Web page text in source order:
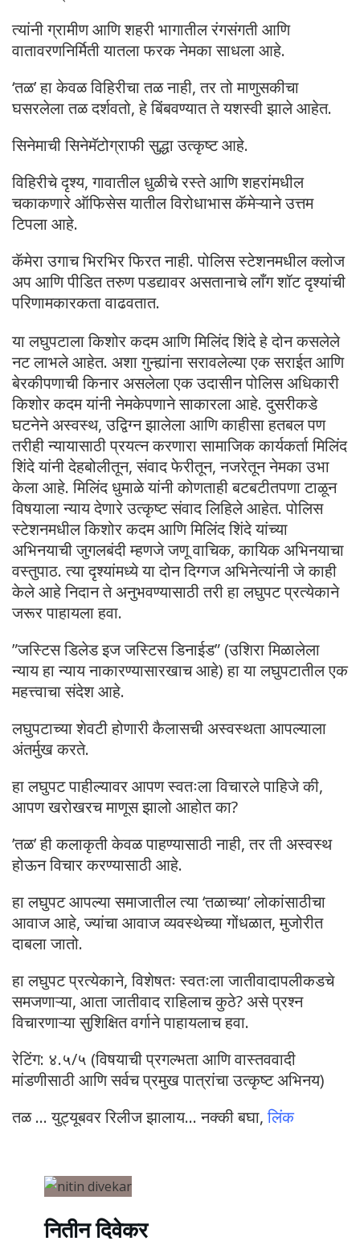
त्यांनी ग्रामीण आणि शहरी भागातील रंगसंगती आणि
वातावरणनिर्मिती यातला फरक नेमका साधला आहे.
‘तळ’ हा केवळ विहिरीचा तळ नाही, तर तो माणुसकीचा
घसरलेला तळ दर्शवतो, हे बिंबवण्यात ते यशस्वी झाले आहेत.
​सिनेमाची सिनेमॅटोग्राफी सुद्धा उत्कृष्ट आहे.
विहिरीचे दृश्य, गावातील धुळीचे रस्ते आणि शहरांमधील
चकाकणारे ऑफिसेस यातील विरोधाभास कॅमेऱ्याने उत्तम
टिपला आहे.
कॅमेरा उगाच भिरभिर फिरत नाही. पोलिस स्टेशनमधील क्लोज
अप आणि पीडित तरुण पडद्यावर असतानाचे लाँग शॉट दृश्यांची
परिणामकारकता वाढवतात.
​या लघुपटाला किशोर कदम आणि मिलिंद शिंदे हे दोन कसलेले
नट लाभले आहेत. अशा गुन्ह्यांना सरावलेल्या एक सराईत आणि
बेरकीपणाची किनार असलेला एक उदासीन पोलिस अधिकारी
किशोर कदम यांनी नेमकेपणाने साकारला आहे. दुसरीकडे
घटनेने अस्वस्थ, उद्विग्न झालेला आणि काहीसा हतबल पण
तरीही न्यायासाठी प्रयत्न करणारा सामाजिक कार्यकर्ता मिलिंद
शिंदे यांनी देहबोलीतून, संवाद फेरीतून, नजरेतून नेमका उभा
केला आहे. मिलिंद धुमाळे यांनी कोणताही बटबटीतपणा टाळून
विषयाला न्याय देणारे उत्कृष्ट संवाद लिहिले आहेत. पोलिस
स्टेशनमधील किशोर कदम आणि मिलिंद शिंदे यांच्या
अभिनयाची जुगलबंदी म्हणजे जणू वाचिक, कायिक अभिनयाचा
वस्तुपाठ. त्या दृश्यांमध्ये या दोन दिग्गज अभिनेत्यांनी जे काही
केले आहे निदान ते अनुभवण्यासाठी तरी हा लघुपट प्रत्येकाने
जरूर पाहायला हवा.
​”जस्टिस डिलेड इज जस्टिस डिनाईड” (उशिरा मिळालेला
न्याय हा न्याय नाकारण्यासारखाच आहे) हा या लघुपटातील एक
महत्त्वाचा संदेश आहे.
लघुपटाच्या शेवटी होणारी कैलासची अस्वस्थता आपल्याला
अंतर्मुख करते.
हा लघुपट पाहील्यावर आपण स्वतःला विचारले पाहिजे की,
आपण खरोखरच माणूस झालो आहोत का?
​’तळ’ ही कलाकृती केवळ पाहण्यासाठी नाही, तर ती अस्वस्थ
होऊन विचार करण्यासाठी आहे.
हा लघुपट आपल्या समाजातील त्या ‘तळाच्या’ लोकांसाठीचा
आवाज आहे, ज्यांचा आवाज व्यवस्थेच्या गोंधळात, मुजोरीत
दाबला जातो.
हा लघुपट प्रत्येकाने, विशेषतः स्वतःला जातीवादापलीकडचे
समजणाऱ्या, आता जातीवाद राहिलाच कुठे? असे प्रश्न
विचारणाऱ्या सुशिक्षित वर्गाने पाहायलाच हवा.
​रेटिंग: ४.५/५ (विषयाची प्रगल्भता आणि वास्तववादी
मांडणीसाठी आणि सर्वच प्रमुख पात्रांचा उत्कृष्ट अभिनय)
तळ … युट्यूबवर रिलीज झालाय… नक्की बघा,लिंक
नितीन दिवेकर